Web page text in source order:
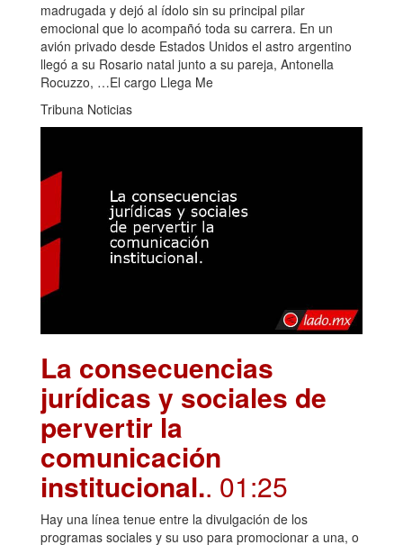
madrugada y dejó al ídolo sin su principal pilar
emocional que lo acompañó toda su carrera. En un
avión privado desde Estados Unidos el astro argentino
llegó a su Rosario natal junto a su pareja, Antonella
Rocuzzo, …El cargo Llega Me
Tribuna Noticias
La consecuencias
jurídicas y sociales de
pervertir la
comunicación
institucional.. 01:25
Hay una línea tenue entre la divulgación de los
programas sociales y su uso para promocionar a una, o